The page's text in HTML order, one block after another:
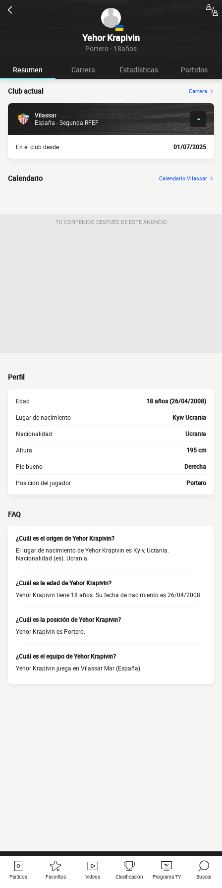
Yehor Krapivin
Portero - 18años
Resumen Carrera Estadísticas Partidos
Club actual Carrera
Vilassar
España - Segunda RFEF
-
En el club desde 01/07/2025
Calendario Calendario Vilassar
TU CONTENIDO DESPUÉS DE ESTE ANUNCIO
Perfil
Edad 18 años (26/04/2008)
Lugar de nacimiento Kyiv Ucrania
Nacionalidad Ucrania
Altura 195 cm
Pie bueno Derecha
Posición del jugador Portero
FAQ
¿Cuál es el origen de Yehor Krapivin?
El lugar de nacimiento de Yehor Krapivin es Kyiv, Ucrania.
Nacionalidad (es): Ucrania.
¿Cuál es la edad de Yehor Krapivin?
Yehor Krapivin tiene 18 años. Su fecha de nacimiento es 26/04/2008.
¿Cuál es la posición de Yehor Krapivin?
Yehor Krapivin es Portero.
¿Cuál es el equipo de Yehor Krapivin?
Yehor Krapivin juega en Vilassar Mar (España).
Partidos Favoritos Videos Clasificación Programa TV Buscar